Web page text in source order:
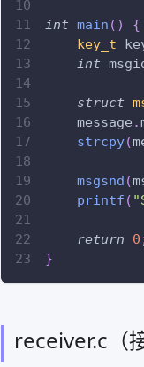
int main ( )
{
key_t
int
struct
    message
.
strcpy(
msgsnd (
printf (
return 0
}
receiver.c（